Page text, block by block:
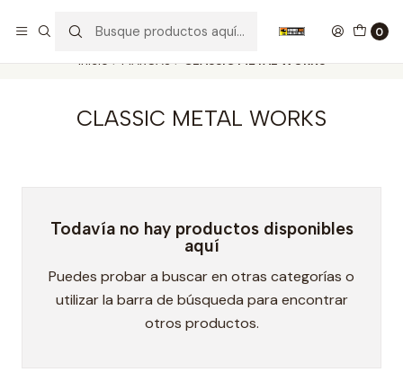
0
Inicio MARCAS CLASSIC METAL WORKS
CLASSIC METAL WORKS
Todavía no hay productos disponibles
aquí
Puedes probar a buscar en otras categorías o
utilizar la barra de búsqueda para encontrar
otros productos.